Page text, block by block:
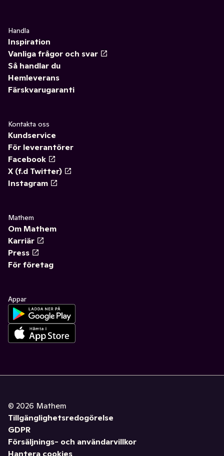
Handla
Inspiration
Vanliga frågor och svar
Så handlar du
Hemleverans
Färskvarugaranti
Kontakta oss
Kundservice
För leverantörer
Facebook
X (f.d Twitter)
Instagram
Mathem
Om Mathem
Karriär
Press
För företag
Appar
© 2026 Mathem
Tillgänglighetsredogörelse
GDPR
Försäljnings- och användarvillkor
Hantera cookies